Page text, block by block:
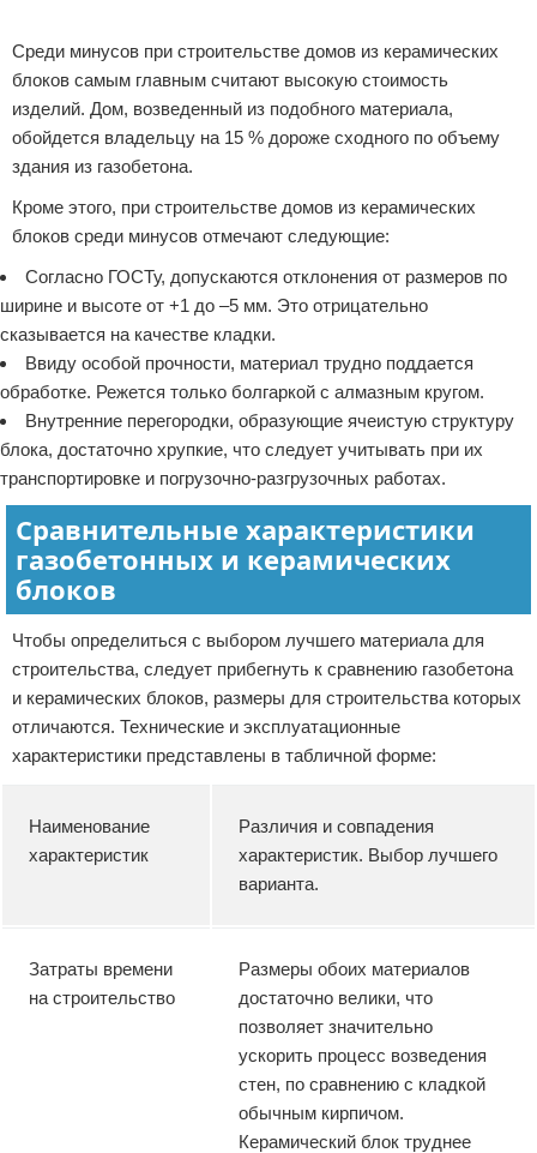
Среди минусов при строительстве домов из керамических
блоков самым главным считают высокую стоимость
изделий. Дом, возведенный из подобного материала,
обойдется владельцу на 15 % дороже сходного по объему
здания из газобетона.
Кроме этого, при строительстве домов из керамических
блоков среди минусов отмечают следующие:
Согласно ГОСТу, допускаются отклонения от размеров по
ширине и высоте от +1 до –5 мм. Это отрицательно
сказывается на качестве кладки.
Ввиду особой прочности, материал трудно поддается
обработке. Режется только болгаркой с алмазным кругом.
Внутренние перегородки, образующие ячеистую структуру
блока, достаточно хрупкие, что следует учитывать при их
транспортировке и погрузочно-разгрузочных работах.
Сравнительные характеристики
газобетонных и керамических
блоков
Чтобы определиться с выбором лучшего материала для
строительства, следует прибегнуть к сравнению газобетона
и керамических блоков, размеры для строительства которых
отличаются. Технические и эксплуатационные
характеристики представлены в табличной форме:
Наименование
характеристик
Различия и совпадения
характеристик. Выбор лучшего
варианта.
Затраты времени
на строительство
Размеры обоих материалов
достаточно велики, что
позволяет значительно
ускорить процесс возведения
стен, по сравнению с кладкой
обычным кирпичом.
Керамический блок труднее